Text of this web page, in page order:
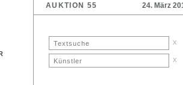
AUKTION 55 24. März
x
x